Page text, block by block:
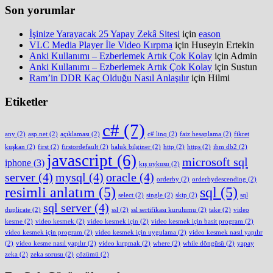
Son yorumlar
İşinize Yarayacak 25 Yapay Zekâ Sitesi için eason
VLC Media Player İle Video Kırpma için Huseyin Ertekin
Anki Kullanımı – Ezberlemek Artık Çok Kolay için Admin
Anki Kullanımı – Ezberlemek Artık Çok Kolay için Sustun
Ram’in DDR Kaç Olduğu Nasıl Anlaşılıriçin Hilmi
Etiketler
any (2) asp.net (2) açıklaması (2) c# (7) c# linq (2) faiz hesaplama (2) fikret
kuşkan (2) first (2) firstordefault (2) haluk bilginer (2) http (2) https (2) ibm db2 (2)
iphone (3) javascript (6) kış uykusu (2) microsoft sql
server (4) mysql (4) oracle (4) orderby (2) orderbydescending (2)
resimli anlatım (5) select (2) single (2) skip (2) sql (5) sql
duplicate (2) sql server (4) ssl (2) ssl sertifikası kurulumu (2) take (2) video
kesme (2) video kesmek (2) video kesmek için (2) video kesmek için basit program (2)
video kesmek için program (2) video kesmek için uygulama (2) video kesmek nasıl yapılır
(2) video kesme nasıl yapılır (2) video kırpmak (2) where (2) while döngüsü (2) yapay
zeka (2) zeka sorusu (2) çözümü (2)